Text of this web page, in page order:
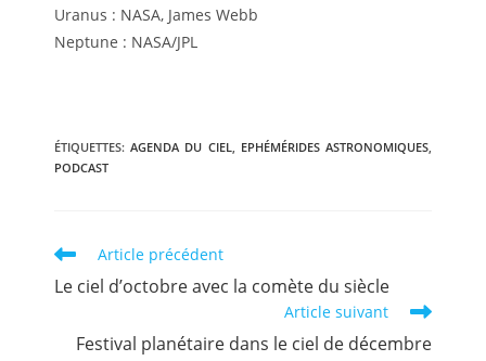
Uranus : NASA, James Webb
Neptune : NASA/JPL
ÉTIQUETTES:AGENDA DU CIEL, EPHÉMÉRIDES ASTRONOMIQUES,
PODCAST
Read
articles
Article précédent
Le ciel d’octobre avec la comète du siècle
Article suivant
Festival planétaire dans le ciel de décembre